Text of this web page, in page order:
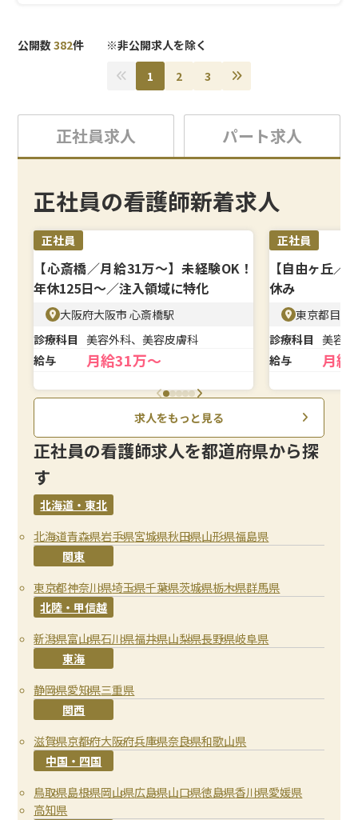
広げられます。
賞与年2回に加え、毎月のインセンティブ支給で高収入も
2日制のため、無理なくキャリアアップに集中できる環境
です。
公開数382件 ※非公開求人を除く
1
2 3
正社員求人 パート求人
正社員の看護師新着求人
正社員
【心斎橋／月給31万〜】未経験OK！
年休125日〜／注入領域に特化
大阪府大阪市 心斎橋駅
診療科目
美容外科、美容皮膚科
給与
月給31万～
正社員
【自由ヶ丘／
休み
東京都目
診療科目
美容
給与
月給
求人をもっと見る
正社員の看護師求人を都道府県から探
す
北海道・東北
北海道青森県岩手県宮城県秋田県山形県福島県
関東
東京都神奈川県埼玉県千葉県茨城県栃木県群馬県
北陸・甲信越
新潟県富山県石川県福井県山梨県長野県岐阜県
東海
静岡県愛知県三重県
関西
滋賀県京都府大阪府兵庫県奈良県和歌山県
中国・四国
鳥取県島根県岡山県広島県山口県徳島県香川県愛媛県
高知県